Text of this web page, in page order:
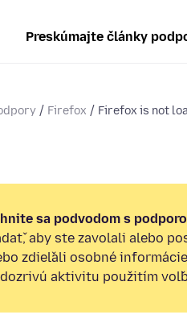
Preskúmajte články
Firefox Firefox is not
sa podvodom s
aby ste zavolali alebo
zdieľali osobné
aktivitu použitím